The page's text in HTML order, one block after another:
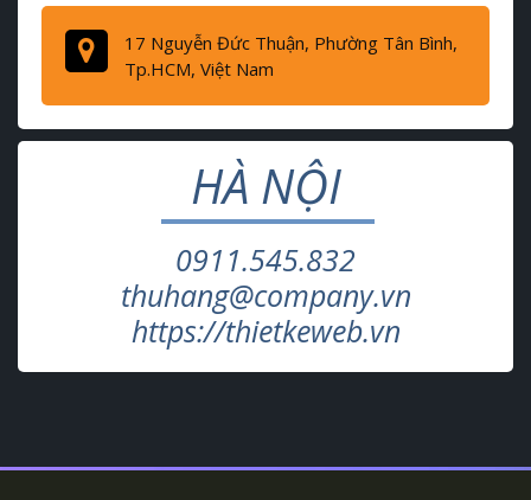
17 Nguyễn Đức Thuận, Phường Tân Bình,
Tp.HCM, Việt Nam
HÀ NỘI
0911.545.832
thuhang@company.vn
https://thietkeweb.vn